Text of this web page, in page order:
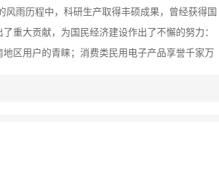
风雨历程中，科研生产取得丰硕成果，曾经获得国
重大贡献，为国民经济建设作出了不懈的努力：
区用户的青睐；消费类民用电子产品享誉千家万